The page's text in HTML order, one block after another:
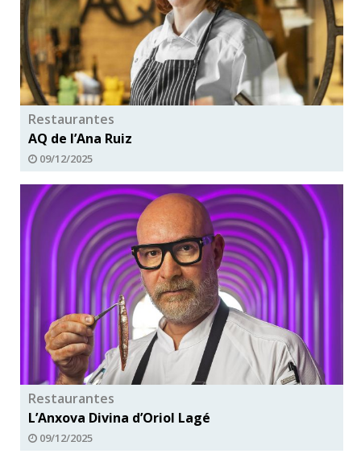
Restaurantes
AQ de l’Ana Ruiz
09/12/2025
Restaurantes
L’Anxova Divina d’Oriol Lagé
09/12/2025